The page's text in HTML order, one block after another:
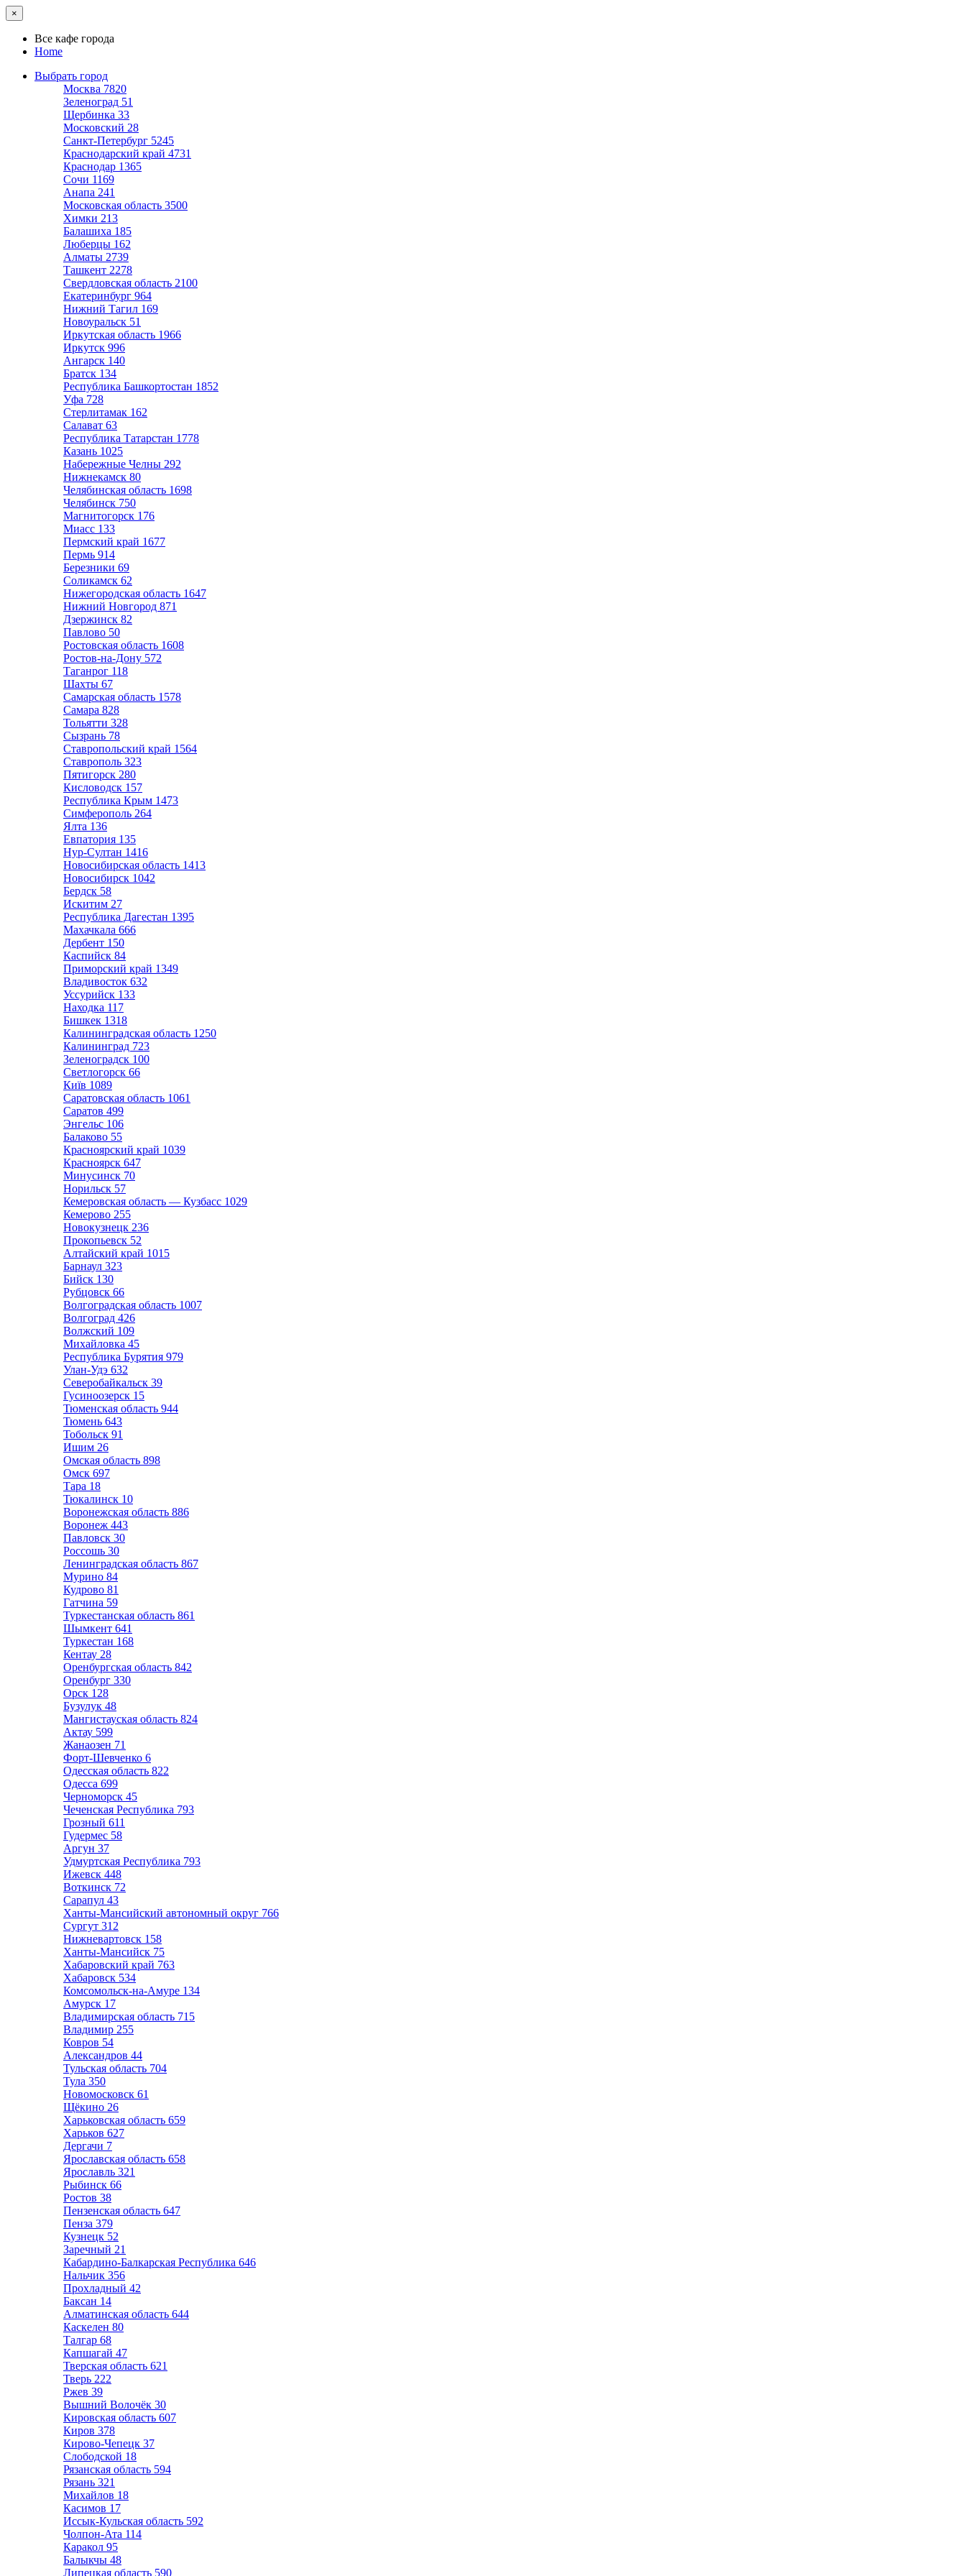
×
Все кафе города
Home
Выбрать город
Москва 7820
Зеленоград 51
Щербинка 33
Московский 28
Санкт-Петербург 5245
Краснодарский край 4731
Краснодар 1365
Сочи 1169
Анапа 241
Московская область 3500
Химки 213
Балашиха 185
Люберцы 162
Алматы 2739
Ташкент 2278
Свердловская область 2100
Екатеринбург 964
Нижний Тагил 169
Новоуральск 51
Иркутская область 1966
Иркутск 996
Ангарск 140
Братск 134
Республика Башкортостан 1852
Уфа 728
Стерлитамак 162
Салават 63
Республика Татарстан 1778
Казань 1025
Набережные Челны 292
Нижнекамск 80
Челябинская область 1698
Челябинск 750
Магнитогорск 176
Миасс 133
Пермский край 1677
Пермь 914
Березники 69
Соликамск 62
Нижегородская область 1647
Нижний Новгород 871
Дзержинск 82
Павлово 50
Ростовская область 1608
Ростов-на-Дону 572
Таганрог 118
Шахты 67
Самарская область 1578
Самара 828
Тольятти 328
Сызрань 78
Ставропольский край 1564
Ставрополь 323
Пятигорск 280
Кисловодск 157
Республика Крым 1473
Симферополь 264
Ялта 136
Евпатория 135
Нур-Султан 1416
Новосибирская область 1413
Новосибирск 1042
Бердск 58
Искитим 27
Республика Дагестан 1395
Махачкала 666
Дербент 150
Каспийск 84
Приморский край 1349
Владивосток 632
Уссурийск 133
Находка 117
Бишкек 1318
Калининградская область 1250
Калининград 723
Зеленоградск 100
Светлогорск 66
Київ 1089
Саратовская область 1061
Саратов 499
Энгельс 106
Балаково 55
Красноярский край 1039
Красноярск 647
Минусинск 70
Норильск 57
Кемеровская область — Кузбасс 1029
Кемерово 255
Новокузнецк 236
Прокопьевск 52
Алтайский край 1015
Барнаул 323
Бийск 130
Рубцовск 66
Волгоградская область 1007
Волгоград 426
Волжский 109
Михайловка 45
Республика Бурятия 979
Улан-Удэ 632
Северобайкальск 39
Гусиноозерск 15
Тюменская область 944
Тюмень 643
Тобольск 91
Ишим 26
Омская область 898
Омск 697
Тара 18
Тюкалинск 10
Воронежская область 886
Воронеж 443
Павловск 30
Россошь 30
Ленинградская область 867
Мурино 84
Кудрово 81
Гатчина 59
Туркестанская область 861
Шымкент 641
Туркестан 168
Кентау 28
Оренбургская область 842
Оренбург 330
Орск 128
Бузулук 48
Мангистауская область 824
Актау 599
Жанаозен 71
Форт-Шевченко 6
Одесская область 822
Одесса 699
Черноморск 45
Чеченская Республика 793
Грозный 611
Гудермес 58
Аргун 37
Удмуртская Республика 793
Ижевск 448
Воткинск 72
Сарапул 43
Ханты-Мансийский автономный округ 766
Сургут 312
Нижневартовск 158
Ханты-Мансийск 75
Хабаровский край 763
Хабаровск 534
Комсомольск-на-Амуре 134
Амурск 17
Владимирская область 715
Владимир 255
Ковров 54
Александров 44
Тульская область 704
Тула 350
Новомосковск 61
Щёкино 26
Харьковская область 659
Харьков 627
Дергачи 7
Ярославская область 658
Ярославль 321
Рыбинск 66
Ростов 38
Пензенская область 647
Пенза 379
Кузнецк 52
Заречный 21
Кабардино-Балкарская Республика 646
Нальчик 356
Прохладный 42
Баксан 14
Алматинская область 644
Каскелен 80
Талгар 68
Капшагай 47
Тверская область 621
Тверь 222
Ржев 39
Вышний Волочёк 30
Кировская область 607
Киров 378
Кирово-Чепецк 37
Слободской 18
Рязанская область 594
Рязань 321
Михайлов 18
Касимов 17
Иссык-Кульская область 592
Чолпон-Ата 114
Каракол 95
Балыкчы 48
Липецкая область 590